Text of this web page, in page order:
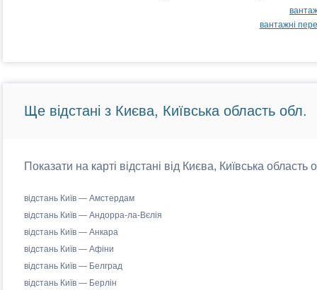
вантажні
Ще відстані з Києва, Київська область обл.
Показати на карті відстані від Києва, Київська
відстань Київ — Амстердам
відстань Київ — Андорра-ла-Вєлія
відстань Київ — Анкара
відстань Київ — Афіни
відстань Київ — Белград
відстань Київ — Берлін